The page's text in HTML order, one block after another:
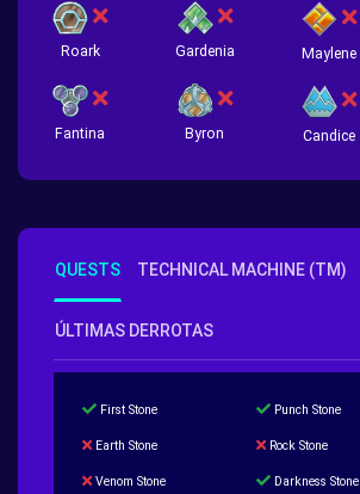
Roark Gardenia Maylene
Fantina Byron Candice
QUESTS TECHNICAL MACHINE (TM)
ÚLTIMAS DERROTAS
First Stone Punch Stone
Earth Stone Rock Stone
Venom Stone Darkness Stone